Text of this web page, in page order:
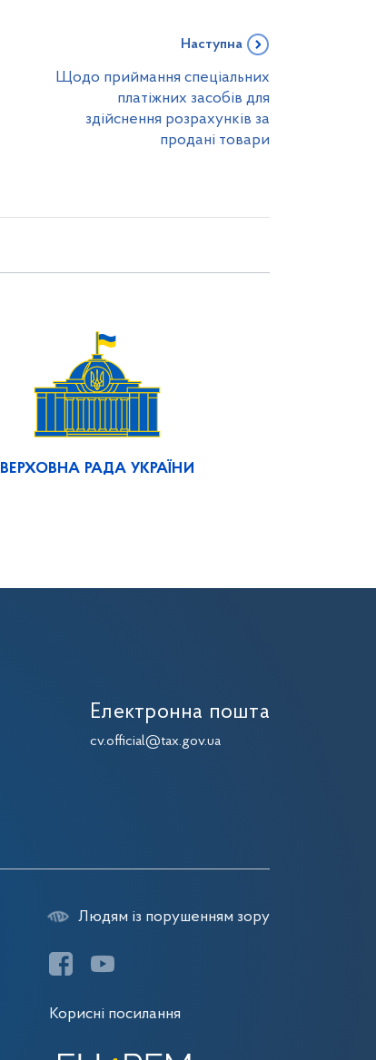
Наступна
Щодо приймання спеціальних
платіжних засобів для
здійснення розрахунків за
продані товари
ВЕРХОВНА РАДА УКРАЇНИ
Електронна пошта
cv.official@tax.gov.ua
Людям із порушенням зору
Корисні посилання